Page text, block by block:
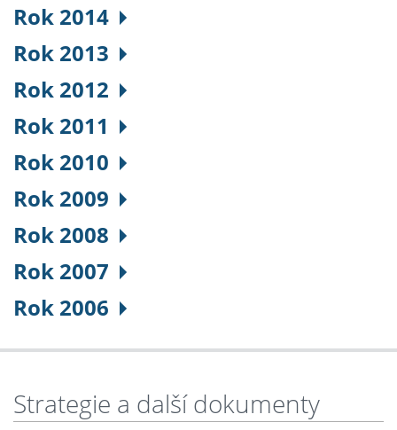
Rok 2014
Rok 2013
Rok 2012
Rok 2011
Rok 2010
Rok 2009
Rok 2008
Rok 2007
Rok 2006
Strategie a další dokumenty